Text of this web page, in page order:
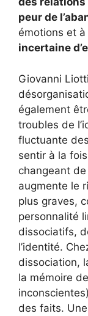
peur de
émotions et à
incertaine
Giovanni
également
troubles de
fluctuante
sentir à la
changeant
augmente le
plus graves,
personnalité
dissociatifs,
l’identité.
dissociation,
la mémoire
des faits.